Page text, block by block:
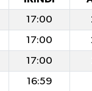
17:00
17:00
17:00
16:59